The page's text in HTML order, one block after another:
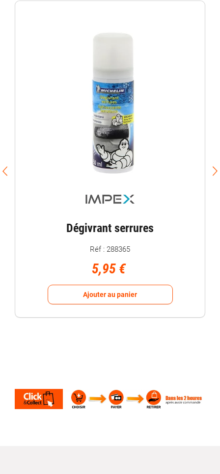
Dégivrant serrures
Réf : 288365
5,95 €
Ajouter au panier